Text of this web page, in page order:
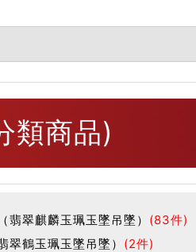
類商品)
翡翠麒麟玉珮玉墜吊墜） (83件)
翠鶴玉珮玉墜吊墜） (2件)